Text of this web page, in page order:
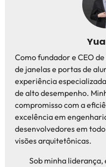
Como fundador e CEO
de janelas e portas de
experiência
de alto desempenho.
compromisso com a
excelência em
desenvolvedores em
visões arquitetônicas.
Sob minha liderança,